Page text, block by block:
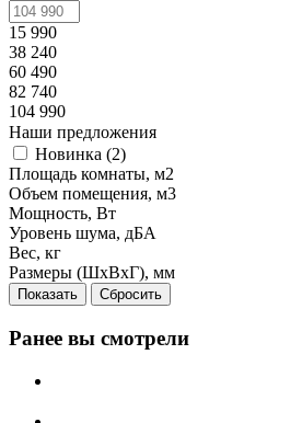
15 990
38 240
60 490
82 740
104 990
Наши предложения
Новинка (2)
Площадь комнаты, м2
Объем помещения, м3
Мощность, Вт
Уровень шума, дБА
Вес, кг
Размеры (ШxВxГ), мм
Сбросить
Ранее вы смотрели